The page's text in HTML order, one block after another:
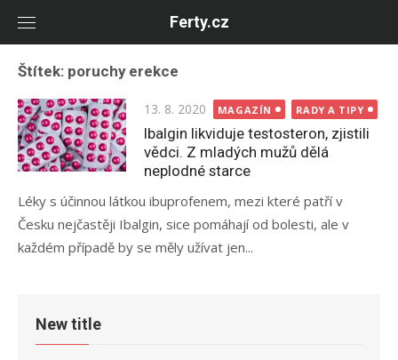
Ferty.cz
Štítek: poruchy erekce
Posted
on
13. 8. 2020 MAGAZÍN RADY A TIPY
Ibalgin likviduje testosteron, zjistili
vědci. Z mladých mužů dělá
neplodné starce
Léky s účinnou látkou ibuprofenem, mezi které patří v
Česku nejčastěji Ibalgin, sice pomáhají od bolesti, ale v
každém případě by se měly užívat jen...
New title